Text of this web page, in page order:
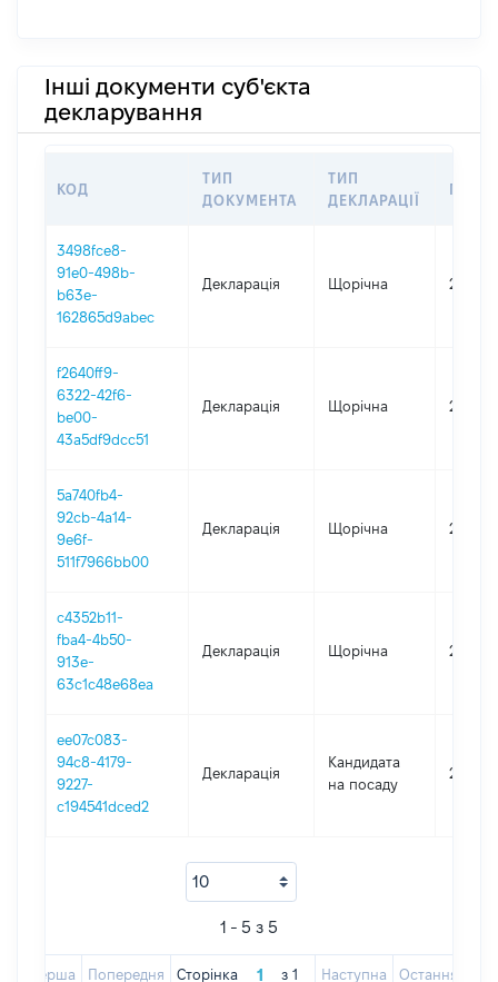
Інші документи суб'єкта
декларування
КОД
ТИП
ДОКУМЕНТА
ТИП
ДЕКЛАРАЦІЇ
3498fce8-
91e0-498b-
b63e-
162865d9abec
Декларація Щорічна 2025
f2640ff9-
6322-42f6-
be00-
43a5df9dcc51
Декларація Щорічна 2023
5a740fb4-
92cb-4a14-
9e6f-
511f7966bb00
Декларація Щорічна 2022
c4352b11-
fba4-4b50-
913e-
63c1c48e68ea
Декларація Щорічна 2021
ee07c083-
94c8-4179-
9227-
c194541dced2
Декларація
Кандидата
на посаду
2020
1 - 5 з 5
Перша Попередня Сторінка з 1 Наступна Остання